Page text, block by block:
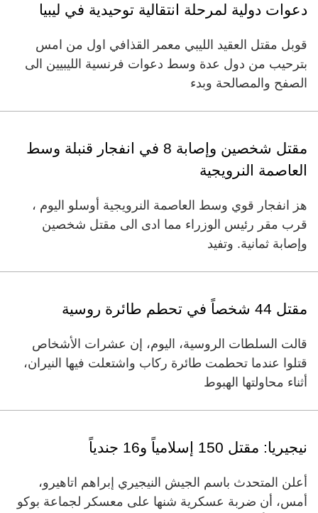
دعوات دولية لمرحلة انتقالية توحيدية في ليبيا
قوبل مقتل العقيد الليبي معمر القذافي اول من امس
بترحيب من دول عدة وسط دعوات فرنسية الليبيين الى
الصفح والمصالحة وبدء
مقتل شخصين وإصابة 8 في انفجار قنبلة وسط
العاصمة النرويجية
هز انفجار قوي وسط العاصمة النرويجية أوسلو اليوم ،
قرب مقر رئيس الوزراء مما ادى الى مقتل شخصين
وإصابة ثمانية. وتفيد
مقتل 44 شخصاً في تحطم طائرة روسية
قالت السلطات الروسية، اليوم، إن عشرات الأشخاص
قتلوا عندما تحطمت طائرة ركاب واشتعلت فيها النيران،
أثناء محاولتها الهبوط
نيجيريا: مقتل 150 إسلامياً و16 جندياً
أعلن المتحدث باسم الجيش النيجيري إبراهم اتاهيرو،
أمس، أن ضربة عسكرية شنها على معسكر لجماعة بوكو